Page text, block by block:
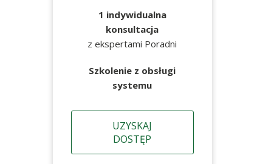
1 indywidualna
konsultacja
z ekspertami Poradni
Szkolenie z obsługi
systemu
UZYSKAJ
DOSTĘP